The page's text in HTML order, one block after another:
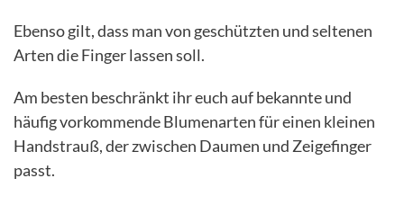
Ebenso gilt, dass man von geschützten und seltenen
Arten die Finger lassen soll.
Am besten beschränkt ihr euch auf bekannte und
häufig vorkommende Blumenarten für einen kleinen
Handstrauß, der zwischen Daumen und Zeigefinger
passt.